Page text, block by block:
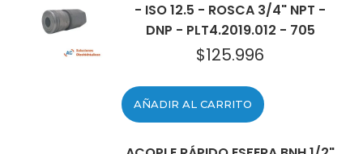
- ISO 12.5 - ROSCA 3/4" NPT -
DNP - PLT4.2019.012 - 705
$125.996
AÑADIR AL CARRITO